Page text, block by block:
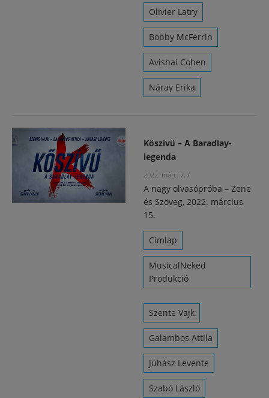
Olivier Latry
Bobby McFerrin
Avishai Cohen
Náray Erika
Kőszívű – A Baradlay-
legenda
2022. márc. 7. /
A nagy olvasópróba – Zene
és Szöveg, 2022. március
15.
Címlap
MusicalNeked
Produkció
Szente Vajk
Galambos Attila
Juhász Levente
Szabó László